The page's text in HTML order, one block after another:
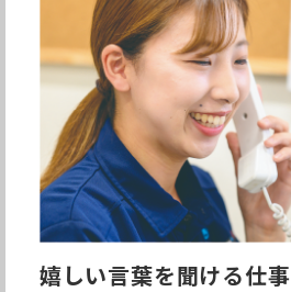
嬉しい言葉を聞ける仕事